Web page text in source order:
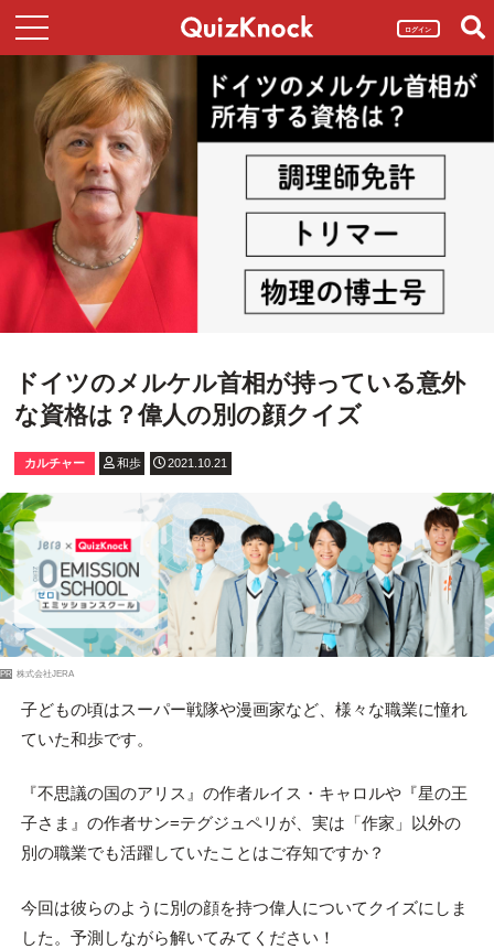
ログイン
ドイツのメルケル首相が持っている意外
な資格は？偉人の別の顔クイズ
カルチャー 和歩 2021.10.21
PR 株式会社JERA
子どもの頃はスーパー戦隊や漫画家など、様々な職業に憧れ
ていた和歩です。
『不思議の国のアリス』の作者ルイス・キャロルや『星の王
子さま』の作者サン=テグジュペリが、実は「作家」以外の
別の職業でも活躍していたことはご存知ですか？
今回は彼らのように別の顔を持つ偉人についてクイズにしま
した。予測しながら解いてみてください！